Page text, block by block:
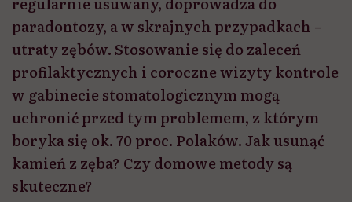
paradontozy, a w skrajnych przypadkach –
utraty zębów. Stosowanie się do zaleceń
profilaktycznych i coroczne wizyty kontrole
w gabinecie stomatologicznym mogą
uchronić przed tym problemem, z którym
boryka się ok. 70 proc. Polaków. Jak usunąć
kamień z zęba? Czy domowe metody są
skuteczne?